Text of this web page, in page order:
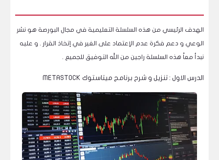
الهدف الرئيسي من هذه السلسلة التعليمية في مجال البورصة هو نشر
الوعي و دعم فكرة عدم الإعتماد على الغير في إتخاذ القرار . و عليه
نبدأ معاً هذه السلسلة راجين من الله التوفيق للجميع .
الدرس الاول : تنزيل و شرح برنامج ميتاستوك METASTOCK